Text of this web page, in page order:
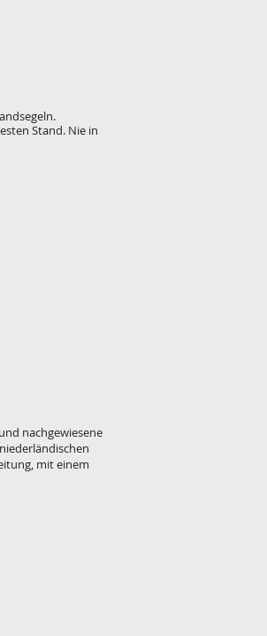
Stand. Nie in
nachgewiesene
mit einem